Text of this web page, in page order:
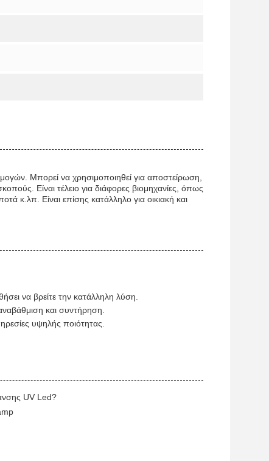
Μπορεί να χρησιμοποιηθεί για αποστείρωση,
Είναι τέλειο για διάφορες βιομηχανίες, όπως
κ.λπ. Είναι επίσης κατάλληλο για οικιακή και
να βρείτε την κατάλληλη λύση.
και συντήρηση.
υψηλής ποιότητας.
UV Led?